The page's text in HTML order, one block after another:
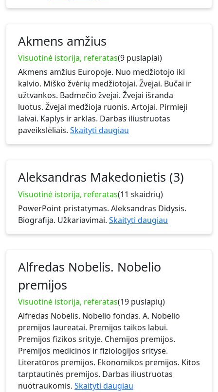
Akmens amžius
Visuotinė istorija, referatas(9 puslapiai)
Akmens amžius Europoje. Nuo medžiotojo iki
kalvio. Miško žvėrių medžiotojai. Žvejai. Bučai ir
užtvankos. Badmečio žvejai. Žvejai išranda
luotus. Žvejai medžioja ruonis. Artojai. Pirmieji
laivai. Kaplys ir arklas. Darbas iliustruotas
paveikslėliais. Skaityti daugiau
Aleksandras Makedonietis (3)
Visuotinė istorija, referatas(11 skaidrių)
PowerPoint pristatymas. Aleksandras Didysis.
Biografija. Užkariavimai. Skaityti daugiau
Alfredas Nobelis. Nobelio
premijos
Visuotinė istorija, referatas(19 puslapių)
Alfredas Nobelis. Nobelio fondas. A. Nobelio
premijos laureatai. Premijos taikos labui.
Premijos fizikos srityje. Chemijos premijos.
Premijos medicinos ir fiziologijos srityse.
Literatūros premijos. Ekonomikos premijos. Kitos
tarptautinės premijos. Darbas iliustruotas
nuotraukomis. Skaityti daugiau